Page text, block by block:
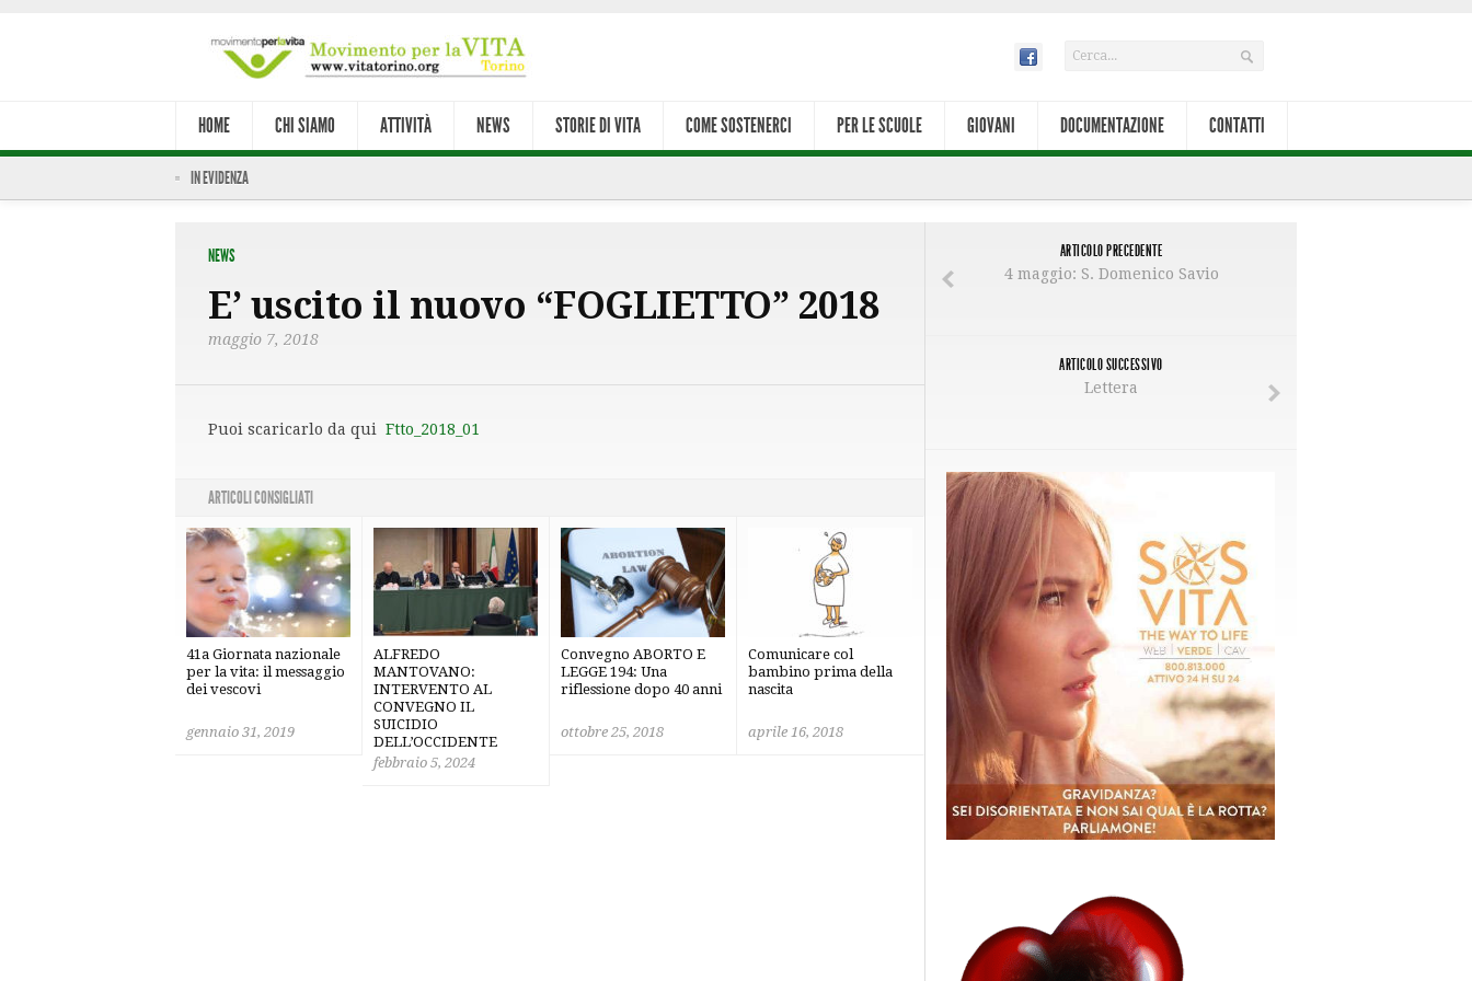
HOME CHI SIAMO ATTIVITÀ NEWS STORIE DI VITA COME SOSTENERCI PER LE SCUOLE GIOVANI DOCUMENTAZIONE CONTATTI
IN EVIDENZA
NEWS
E’ uscito il nuovo “FOGLIETTO” 2018
maggio 7, 2018
Puoi scaricarlo da qui Ftto_2018_01
ARTICOLI CONSIGLIATI
41a Giornata nazionale
per la vita: il messaggio
dei vescovi
gennaio 31, 2019
ALFREDO
MANTOVANO:
INTERVENTO AL
CONVEGNO IL
SUICIDIO
DELL’OCCIDENTE
febbraio 5, 2024
Convegno ABORTO E
LEGGE 194: Una
riflessione dopo 40 anni
ottobre 25, 2018
Comunicare col
bambino prima della
nascita
aprile 16, 2018
ARTICOLO PRECEDENTE
4 maggio: S. Domenico Savio
ARTICOLO SUCCESSIVO
Lettera